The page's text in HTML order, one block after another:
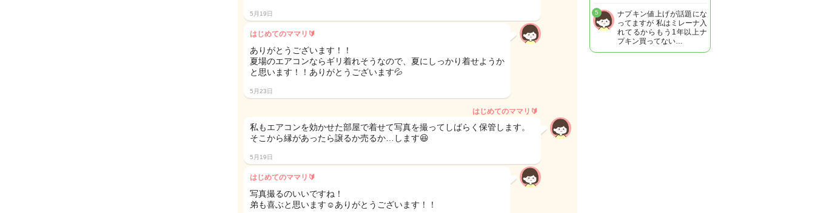
5月19日
はじめてのママリ🔰
ありがとうございます！！
夏場のエアコンならギリ着れそうなので、夏にしっかり着せようか
と思います！！ありがとうございます💦
5月23日
はじめてのママリ🔰
私もエアコンを効かせた部屋で着せて写真を撮ってしばらく保管します。
そこから縁があったら譲るか売るか…します😆
5月19日
はじめてのママリ🔰
写真撮るのいいですね！
弟も喜ぶと思います☺️ありがとうございます！！
ナプキン値上げが話題にな
ってますが 私はミレーナ入
れてるからもう1年以上ナ
プキン買ってない…
5